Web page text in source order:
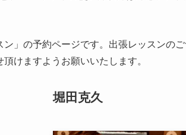
」の予約ページです。出張レッスンのご
けますようお願いいたします。
堀田克久